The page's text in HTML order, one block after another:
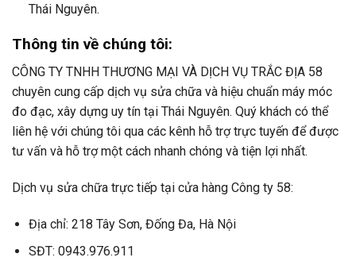
Thái Nguyên.
Thông tin về chúng tôi:
CÔNG TY TNHH THƯƠNG MẠI VÀ DỊCH VỤ TRẮC ĐỊA 58
chuyên cung cấp dịch vụ sửa chữa và hiệu chuẩn máy móc
đo đạc, xây dựng uy tín tại Thái Nguyên. Quý khách có thể
liên hệ với chúng tôi qua các kênh hỗ trợ trực tuyến để được
tư vấn và hỗ trợ một cách nhanh chóng và tiện lợi nhất.
Dịch vụ sửa chữa trực tiếp tại cửa hàng Công ty 58:
Địa chỉ: 218 Tây Sơn, Đống Đa, Hà Nội
SĐT: 0943.976.911